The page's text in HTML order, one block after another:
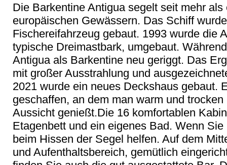
Die Barkentine Antigua segelt seit mehr
europäischen Gewässern. Das Schiff
Fischereifahrzeug gebaut. 1993 wurde die
typische Dreimastbark, umgebaut.
Antigua als Barkentine neu geriggt. Das
mit großer Ausstrahlung und
2021 wurde ein neues Deckshaus gebaut.
geschaffen, an dem man warm und
Aussicht genießt.Die 16 komfortablen
Etagenbett und ein eigenes Bad. Wenn
beim Hissen der Segel helfen. Auf dem
und Aufenthaltsbereich, gemütlich